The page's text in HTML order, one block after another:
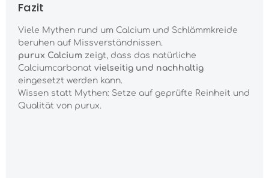
Fazit
Viele Mythen rund um Calcium und Schlämmkreide
beruhen auf Missverständnissen.
purux Calcium zeigt, dass das natürliche
Calciumcarbonat vielseitig und nachhaltig
eingesetzt werden kann.
Wissen statt Mythen: Setze auf geprüfte Reinheit und
Qualität von purux.